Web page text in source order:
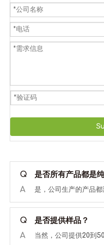
Q
是否所有产品都是
A
是，公司生产的产品
Q
是否提供样品？
A
当然，公司提供20到